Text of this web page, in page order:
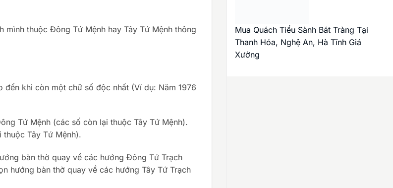
thuộc Đông Tứ Mệnh hay Tây Tứ Mệnh thông
khi còn một chữ số độc nhất (Ví dụ: Năm 1976
Tứ Mệnh (các số còn lại thuộc Tây Tứ Mệnh).
Tây Tứ Mệnh).
bàn thờ quay về các hướng Đông Tứ Trạch
hướng bàn thờ quay về các hướng Tây Tứ Trạch
Mua Quách Tiểu Sành Bát Tràng Tại
Thanh Hóa, Nghệ An, Hà Tĩnh Giá
Xưởng